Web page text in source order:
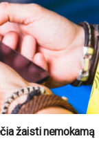
žaisti nemokamą